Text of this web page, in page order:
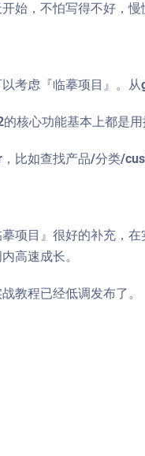
始，不怕写得不好，慢
考虑『临摹项目』。
核心功能基本上都是用
比如查找产品/分类/
项目』很好的补充，
高速成长。
教程已经低调发布了。